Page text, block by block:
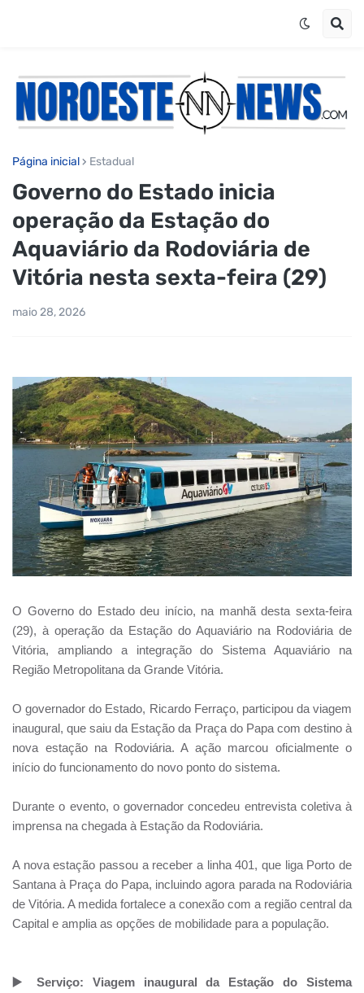
Página inicial Estadual
Governo do Estado inicia
operação da Estação do
Aquaviário da Rodoviária de
Vitória nesta sexta-feira (29)
maio 28, 2026
O Governo do Estado deu início, na manhã desta sexta-feira
(29), à operação da Estação do Aquaviário na Rodoviária de
Vitória, ampliando a integração do Sistema Aquaviário na
Região Metropolitana da Grande Vitória.
O governador do Estado, Ricardo Ferraço, participou da viagem
inaugural, que saiu da Estação da Praça do Papa com destino à
nova estação na Rodoviária. A ação marcou oficialmente o
início do funcionamento do novo ponto do sistema.
Durante o evento, o governador concedeu entrevista coletiva à
imprensa na chegada à Estação da Rodoviária.
A nova estação passou a receber a linha 401, que liga Porto de
Santana à Praça do Papa, incluindo agora parada na Rodoviária
de Vitória. A medida fortalece a conexão com a região central da
Capital e amplia as opções de mobilidade para a população.
▶️ Serviço: Viagem inaugural da Estação do Sistema